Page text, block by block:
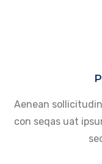
Aenean
con seqas uat